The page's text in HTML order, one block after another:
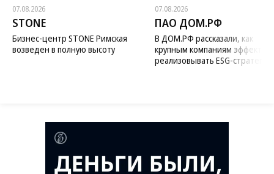
07.08.2026
STONE
Бизнес-центр STONE Римская
возведен в полную высоту
07.08.2026
ПАО ДОМ.РФ
В ДОМ.РФ рассказали, как
крупным компаниям
реализовывать ESG-стратегию